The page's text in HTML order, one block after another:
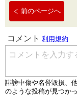
前のページへ